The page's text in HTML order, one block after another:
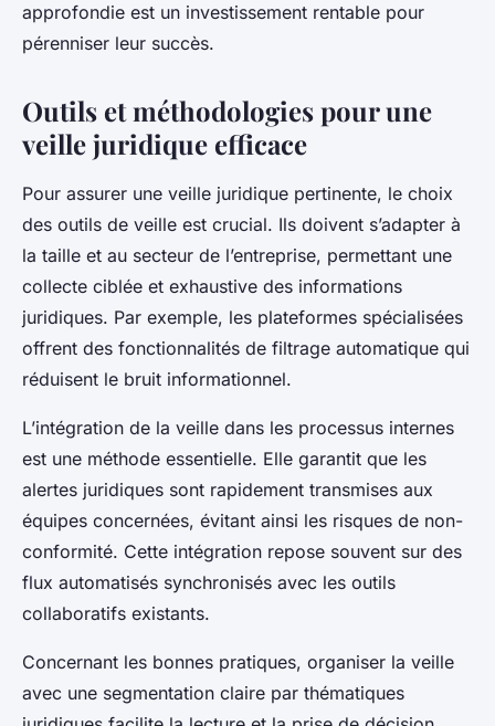
approfondie est un investissement rentable pour
pérenniser leur succès.
Outils et méthodologies pour une
veille juridique efficace
Pour assurer une veille juridique pertinente, le choix
des outils de veille est crucial. Ils doivent s’adapter à
la taille et au secteur de l’entreprise, permettant une
collecte ciblée et exhaustive des informations
juridiques. Par exemple, les plateformes spécialisées
offrent des fonctionnalités de filtrage automatique qui
réduisent le bruit informationnel.
L’intégration de la veille dans les processus internes
est une méthode essentielle. Elle garantit que les
alertes juridiques sont rapidement transmises aux
équipes concernées, évitant ainsi les risques de non-
conformité. Cette intégration repose souvent sur des
flux automatisés synchronisés avec les outils
collaboratifs existants.
Concernant les bonnes pratiques, organiser la veille
avec une segmentation claire par thématiques